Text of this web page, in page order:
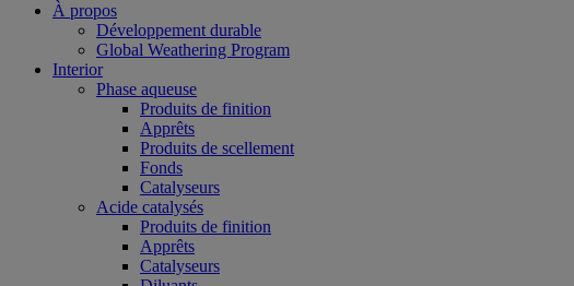
À propos
Développement durable
Global Weathering Program
Interior
Phase aqueuse
Produits de finition
Apprêts
Produits de scellement
Fonds
Catalyseurs
Acide catalysés
Produits de finition
Apprêts
Catalyseurs